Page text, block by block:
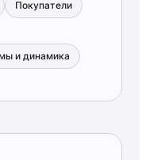
Покупатели
и динамика